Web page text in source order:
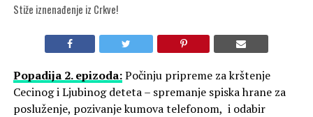
Stiže iznenađenje iz Crkve!
Popadija 2. epizoda:Počinju pripreme za krštenje
Cecinog i Ljubinog deteta – spremanje spiska hrane za
posluženje, pozivanje kumova telefonom, i odabir